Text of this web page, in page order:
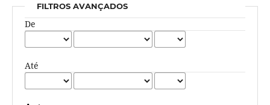
FILTROS AVANÇADOS
De
Até